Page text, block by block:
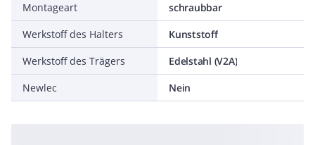
Montageart
schraubbar
Werkstoff des Halters
Kunststoff
Werkstoff des Trägers
Edelstahl (V2A)
Newlec
Nein